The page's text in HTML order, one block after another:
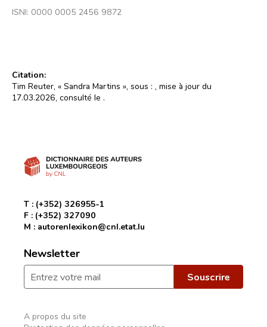
ISNI: 0000 0005 2456 9872
Citation:
Tim Reuter, « Sandra Martins », sous : , mise à jour du
17.03.2026, consulté le .
T : (+352) 326955-1
F : (+352) 327090
M : autorenlexikon@cnl.etat.lu
Newsletter
A propos du site